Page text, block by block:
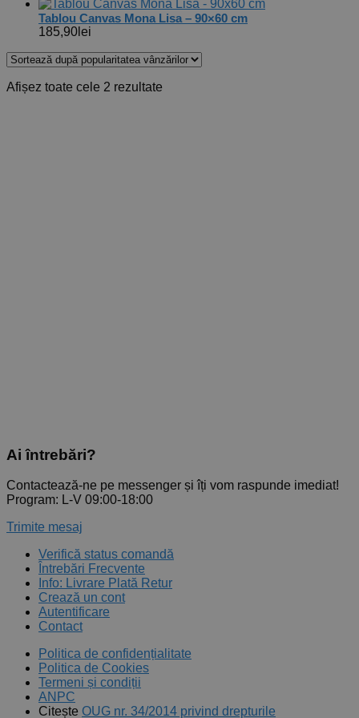
Tablou Canvas Mona Lisa – 90×60 cm
185,90 lei
Afișez toate cele 2 rezultate
Ai întrebări?
Contactează-ne pe messenger și îți vom raspunde imediat!
Program: L-V 09:00-18:00
Trimite mesaj
Verifică status comandă
Întrebări Frecvente
Info: Livrare Plată Retur
Crează un cont
Autentificare
Contact
Politica de confidențialitate
Politica de Cookies
Termeni și condiții
ANPC
Citește OUG nr. 34/2014 privind drepturile